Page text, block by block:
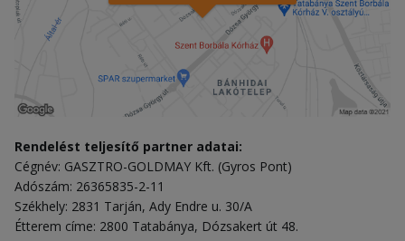
Rendelést teljesítő partner adatai:
Cégnév: GASZTRO-GOLDMAY Kft. (Gyros Pont)
Adószám: 26365835-2-11
Székhely: 2831 Tarján, Ady Endre u. 30/A
Étterem címe: 2800 Tatabánya, Dózsakert út 48.